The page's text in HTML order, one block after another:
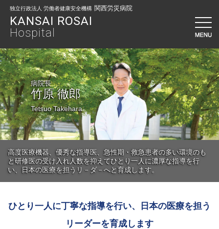
独立行政法人 労働者健康安全機構 関西労災病院
KANSAI ROSAI
Hospital
病院長
竹原 徹郎
Tetsuo Takehara
高度医療機器、優秀な指導医、急性期・救急患者の多い環境のも
と研修医の受け入れ人数を抑えてひとり一人に濃厚な指導を行
い、日本の医療を担うリ－ダ－へと育成します。
ひとり一人に丁寧な指導を行い、日本の医療を担う
リーダーを育成します